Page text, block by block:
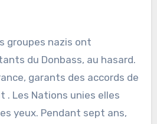
groupes nazis ont
du Donbass, au hasard.
garants des accords de
. Les Nations unies elles
yeux. Pendant sept ans,